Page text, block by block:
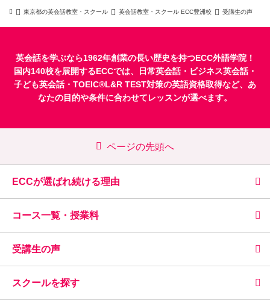
東京都の英会話教室・スクール 英会話教室・スクール ECC豊洲校 受講生の声
英会話を学ぶなら1962年創業の長い歴史を持つECC外語学院！
国内140校を展開するECCでは、
日常英会話・ ビジネス英会話・
子ども英会話・ TOEIC®L&R TEST対策の英語資格取得など、あ
なたの目的や条件に合わせてレッスンが選べます。
ページの先頭へ
ECCが選ばれ続ける理由
コース一覧・授業料
受講生の声
スクールを探す